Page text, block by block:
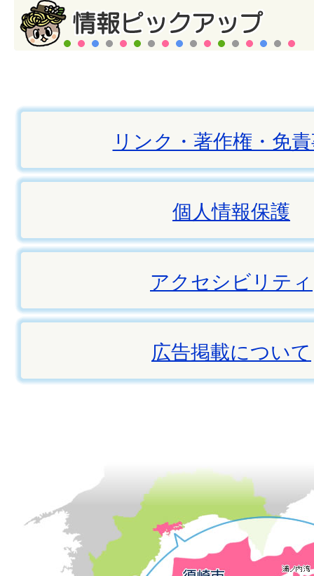
リンク・著作権・免
個人情報保護
アクセシビリティ
広告掲載について